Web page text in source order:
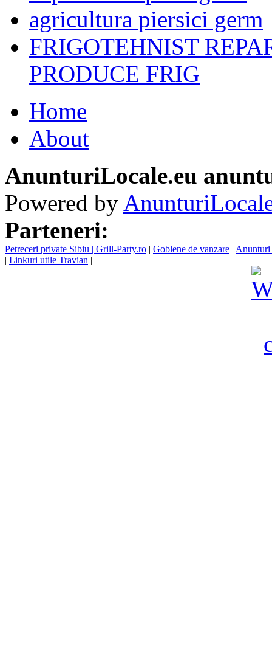
agricultura piersici germ
FRIGOTEHNIST
PRODUCE FRIG
Home
About
AnunturiLocale.eu
Powered by
Parteneri:
Petreceri private Sibiu | Grill-Party.ro | Goblene de vanzare | Anunturi
| Linkuri utile Travian |